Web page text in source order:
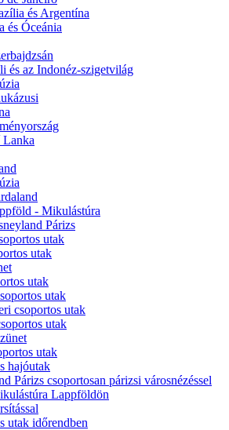
és Argentína
és Óceánia
és az Indonéz-szigetvilág
Lanka
- Mikulástúra
Párizs
utak
utak
utak
utak
csoportos utak
utak
utak
hajóutak
Párizs csoportosan párizsi városnézéssel
Lappföldön
utak időrendben